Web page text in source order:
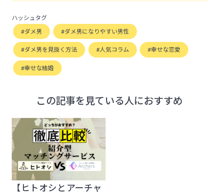
ハッシュタグ
ダメ男 ダメ男になりやすい男性
ダメ男を見抜く方法 人気コラム 幸せな恋愛
幸せな結婚
この記事を見ている人におすすめ
【ヒトオシとアーチャ